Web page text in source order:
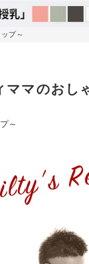
プ～
ママのおし
～